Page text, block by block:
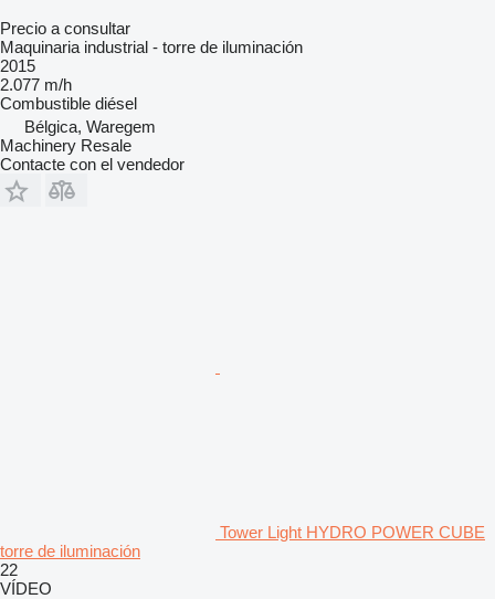
Precio a consultar
Maquinaria industrial - torre de iluminación
2015
2.077 m/h
Combustible diésel
Bélgica, Waregem
Machinery Resale
Contacte con el vendedor
Tower Light HYDRO POWER CUBE
torre de iluminación
22
VÍDEO